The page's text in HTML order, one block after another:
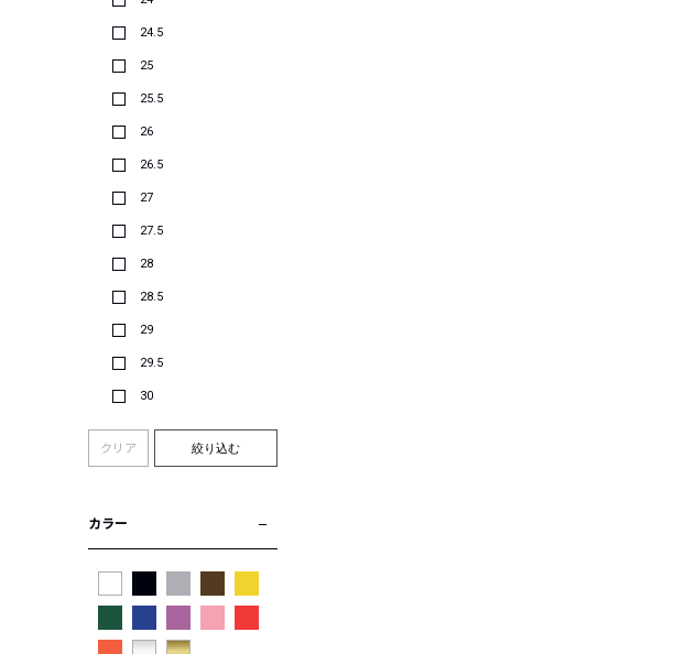
24.5
25
25.5
26
26.5
27
27.5
28
28.5
29
29.5
30
クリア 絞り込む
カラー